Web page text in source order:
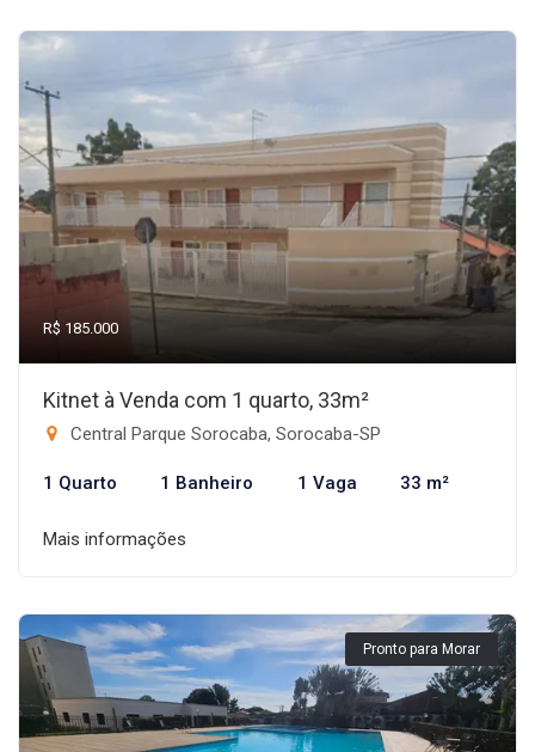
R$ 185.000
Kitnet à Venda com 1 quarto, 33m²
Central Parque Sorocaba, Sorocaba-SP
1 Quarto 1 Banheiro 1 Vaga 33 m²
Mais informações
Pronto para Morar